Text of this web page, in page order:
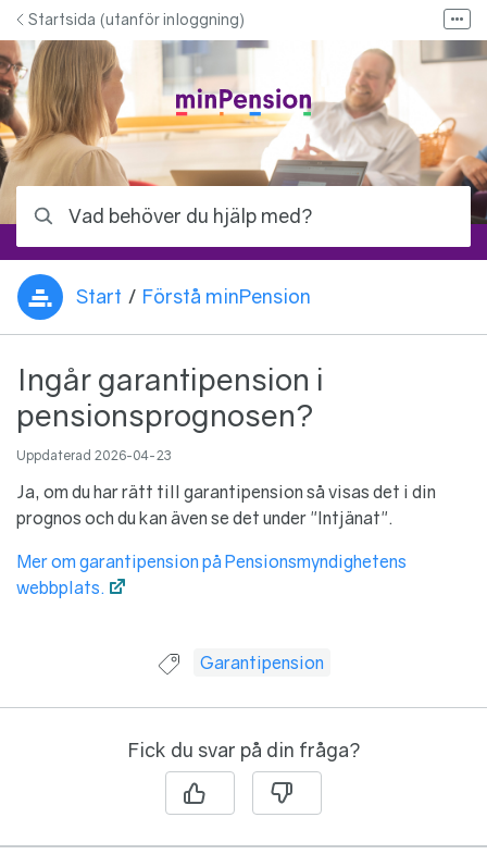
Hoppa till innehåll
Startsida (utanför inloggning)
Bloggen - Allt om pension
Kontakta oss
Kontakta ditt pensionsbolag
Logga in på minPension
Fler
Du är här:Start / Förstå minPension
Ingår garantipension i
pensionsprognosen?
Uppdaterad 2026-04-23
Ja, om du har rätt till garantipension så visas det i din
prognos och du kan även se det under "Intjänat".
Mer om garantipension på Pensionsmyndighetens
webbplats.
Guide taggad med:
Garantipension
Fick du svar på din fråga?